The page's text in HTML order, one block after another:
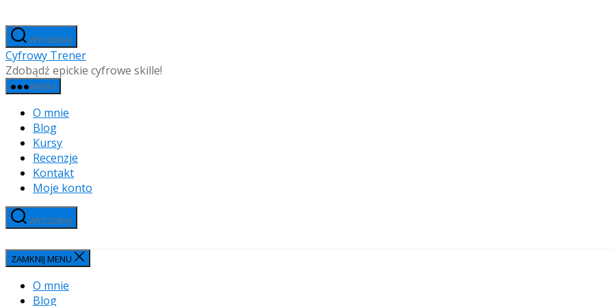
do
treściWYSZUKAJ
Cyfrowy Trener
Zdobądź epickie cyfrowe skille!
MENU
O mnie
Blog
Kursy
Recenzje
Kontakt
Moje konto
WYSZUKAJ
ZAMKNIJ MENU
O mnie
Blog